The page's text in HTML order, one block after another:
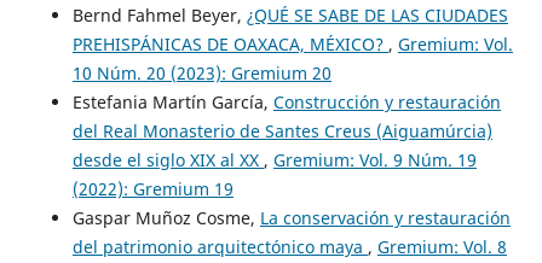
Bernd Fahmel Beyer, ¿QUÉ SE SABE DE LAS CIUDADES
PREHISPÁNICAS DE OAXACA, MÉXICO? , Gremium: Vol.
10 Núm. 20 (2023): Gremium 20
Estefania Martín García, Construcción y restauración
del Real Monasterio de Santes Creus (Aiguamúrcia)
desde el siglo XIX al XX , Gremium: Vol. 9 Núm. 19
(2022): Gremium 19
Gaspar Muñoz Cosme, La conservación y restauración
del patrimonio arquitectónico maya , Gremium: Vol. 8